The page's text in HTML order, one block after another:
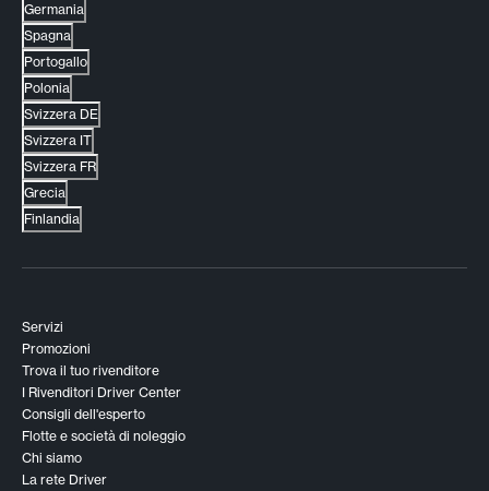
Germania
Spagna
Portogallo
Polonia
Svizzera DE
Svizzera IT
Svizzera FR
Grecia
Finlandia
Servizi
Promozioni
Trova il tuo rivenditore
I Rivenditori Driver Center
Consigli dell'esperto
Flotte e società di noleggio
Chi siamo
La rete Driver